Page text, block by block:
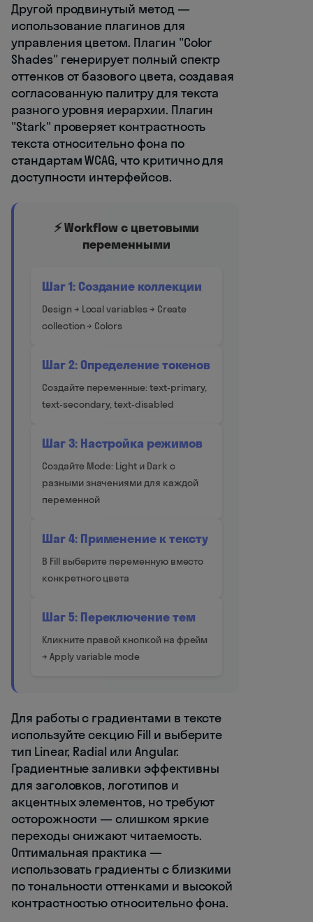
Другой продвинутый метод —
использование плагинов для
управления цветом. Плагин "Color
Shades" генерирует полный спектр
оттенков от базового цвета, создавая
согласованную палитру для текста
разного уровня иерархии. Плагин
"Stark" проверяет контрастность
текста относительно фона по
стандартам WCAG, что критично для
доступности интерфейсов.
⚡ Workflow с цветовыми
переменными
Шаг 1: Создание коллекции
Design → Local variables → Create
collection → Colors
Шаг 2: Определение токенов
Создайте переменные: text-primary,
text-secondary, text-disabled
Шаг 3: Настройка режимов
Создайте Mode: Light и Dark с
разными значениями для каждой
переменной
Шаг 4: Применение к тексту
В Fill выберите переменную вместо
конкретного цвета
Шаг 5: Переключение тем
Кликните правой кнопкой на фрейм
→ Apply variable mode
Для работы с градиентами в тексте
используйте секцию Fill и выберите
тип Linear, Radial или Angular.
Градиентные заливки эффективны
для заголовков, логотипов и
акцентных элементов, но требуют
осторожности — слишком яркие
переходы снижают читаемость.
Оптимальная практика —
использовать градиенты с близкими
по тональности оттенками и высокой
контрастностью относительно фона.